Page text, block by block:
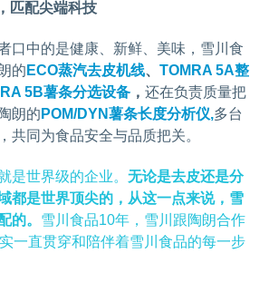
匹配尖端科技
口中的是健康、新鲜、美味，雪川食
的 ECO蒸汽去皮机线、 TOMRA 5A整
5B薯条分选设备 ， 还在负责质量把
朗的 POM/DYN薯条长度分析仪,多台
共同为食品安全与品质把关。
是世界级的企业。 无论是去皮还是分
都是世界顶尖的，从这一点来说，雪
的。 雪川食品10年，雪川跟陶朗合作
一直贯穿和陪伴着雪川食品的每一步